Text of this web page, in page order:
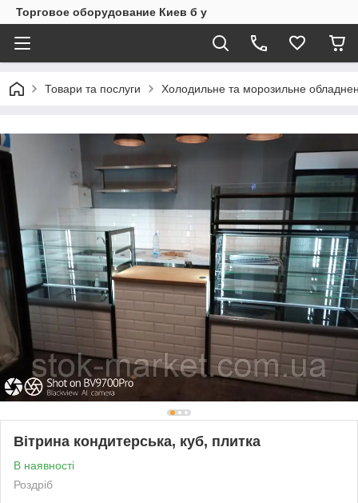
Торговое оборудование Киев б у
Товари та послуги Холодильне та морозильне
Вітрина кондитерська, куб, плитка
В наявності
Роздріб